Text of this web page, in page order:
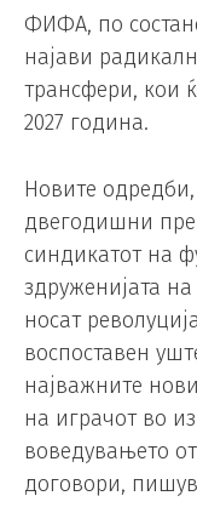
ФИФА, по
најави
трансфери, кои
2027 година.
Новите одредби,
двегодишни
синдикатот на
здруженијата
носат
воспоставен
најважните
на играчот во
воведувањето
договори,